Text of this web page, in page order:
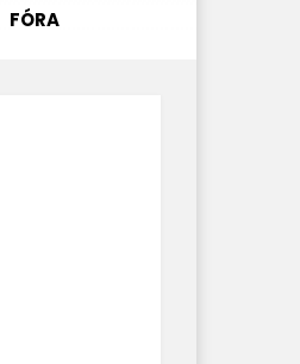
FÓRA